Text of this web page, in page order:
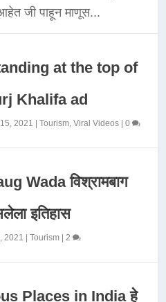
जी पाहून माणूस...
at the top of
Khalifa ad
2021 |Tourism,Viral Videos |0
Wada विश्रामबाग
इतिहास
2021 |Tourism |2
Places in India हे